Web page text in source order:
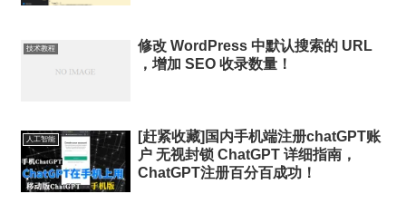
技术教程
修改 WordPress 中默认搜索的 URL
，增加 SEO 收录数量！
人工智能
[赶紧收藏]国内手机端注册chatGPT账
户 无视封锁 ChatGPT 详细指南，
ChatGPT注册百分百成功！